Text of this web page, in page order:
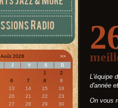
Août 2026 >>
J V S D
1
2
6 7 8
9
13 14 15
16
20 21 22
23
27 28 29
30
L'équipe
d'année
On vous